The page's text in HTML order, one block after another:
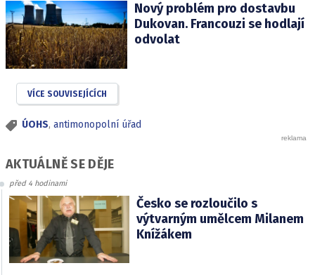
Nový problém pro dostavbu
Dukovan. Francouzi se hodlají
odvolat
VÍCE SOUVISEJÍCÍCH
ÚOHS, antimonopolní úřad
AKTUÁLNĚ SE DĚJE
před 4 hodinami
Česko se rozloučilo s
výtvarným umělcem Milanem
Knížákem